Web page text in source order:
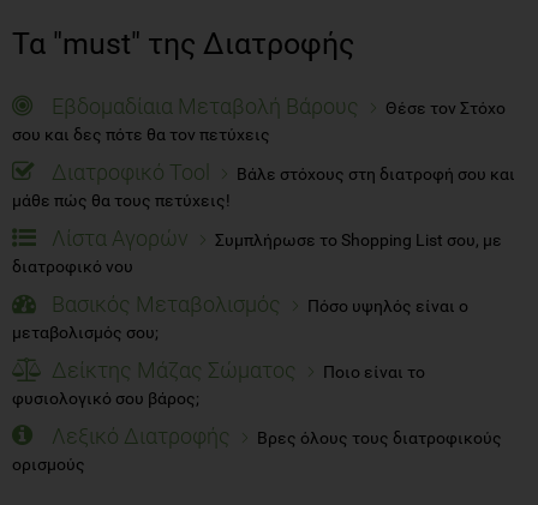
Τα "must" της Διατροφής
Εβδομαδίαια Μεταβολή Βάρους
Θέσε τον Στόχο
σου και δες πότε θα τον πετύχεις
Διατροφικό Tool
Βάλε στόχους στη διατροφή σου και
μάθε πώς θα τους πετύχεις!
Λίστα Αγορών
Συμπλήρωσε το Shopping List σου, με
διατροφικό νου
Βασικός Μεταβολισμός
Πόσο υψηλός είναι ο
μεταβολισμός σου;
Δείκτης Μάζας Σώματος
Ποιο είναι το
φυσιολογικό σου βάρος;
Λεξικό Διατροφής
Βρες όλους τους διατροφικούς
ορισμούς